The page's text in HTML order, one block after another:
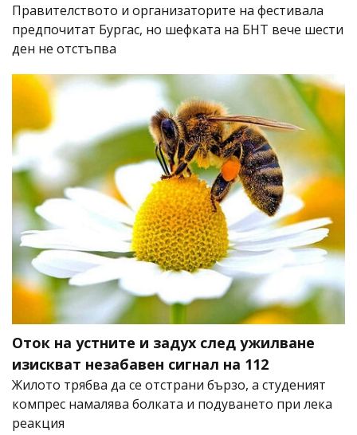
Правителството и организаторите на фестивала
предпочитат Бургас, но шефката на БНТ вече шести
ден не отстъпва
Оток на устните и задух след ужилване
изискват незабавен сигнал на 112
Жилото трябва да се отстрани бързо, а студеният
компрес намалява болката и подуването при лека
реакция